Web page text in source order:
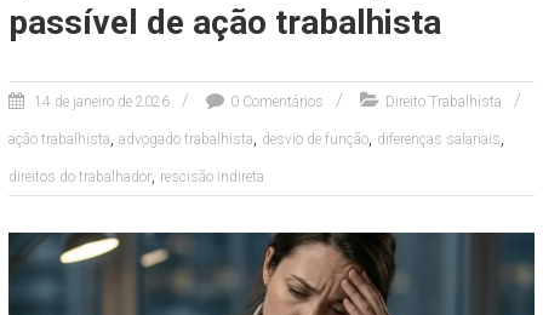
passível de ação trabalhista
14 de janeiro de 2026 0 Comentários Direito Trabalhista
ação trabalhista, advogado trabalhista, desvio de função, diferenças salariais,
direitos do trabalhador, rescisão indireta